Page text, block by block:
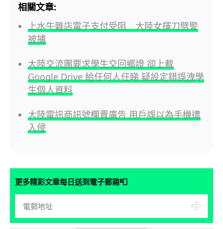
相關文章:
上水牛雜店電子支付受阻 大陸女揮刀劈警
被捕
大陸交流團要求學生交回鄉證 卻上載
Google Drive 給任何人任睇 疑設定錯誤洩學
生個人資料
大陸電訊商訊號欄賣廣告 用戶誤以為手機遭
入侵
更多精彩文章每日送到電子郵箱📮